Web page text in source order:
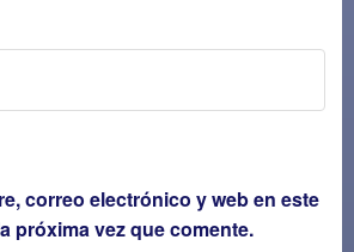
correo electrónico y web en este
próxima vez que comente.